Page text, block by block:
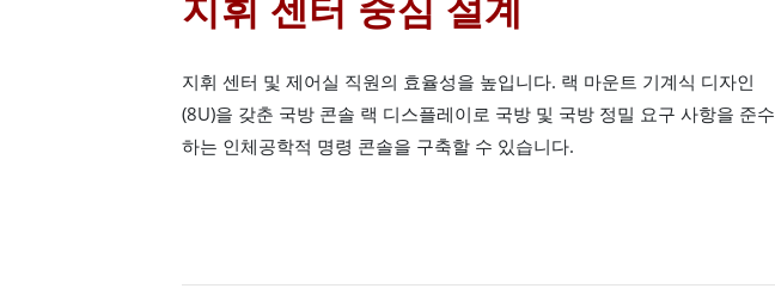
지휘 센터 및 제어실 직원의 효율성을 높입니다. 랙 마운트 기계식 디자인
(8U)을 갖춘 국방 콘솔 랙 디스플레이로 국방 및 국방 정밀 요구 사항을 준수
하는 인체공학적 명령 콘솔을 구축할 수 있습니다.